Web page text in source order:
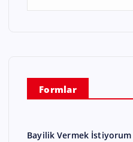
Formlar
Bayilik Vermek İstiyorum